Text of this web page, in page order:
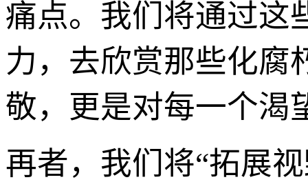
痛点。我们将通过这
力，去欣赏那些化腐
敬，更是对每一个渴
再者，我们将“拓展